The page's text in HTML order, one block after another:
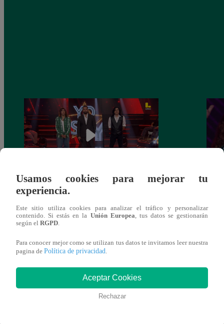
Yo Soy GRANDES BATALLAS: ¡El
Pájaro Gómez venció a Miguel Mateos y
mantuvo su silla de consagrado!
También te puede
Usamos cookies para mejorar tu
experiencia.
Este sitio utiliza cookies para analizar el tráfico y personalizar
contenido. Si estás en la Unión Europea, tus datos se gestionarán
según el RGPD.
Para conocer mejor como se utilizan tus datos te invitamos leer nuestra
pagina de Política de privacidad.
Aceptar Cookies
Rechazar